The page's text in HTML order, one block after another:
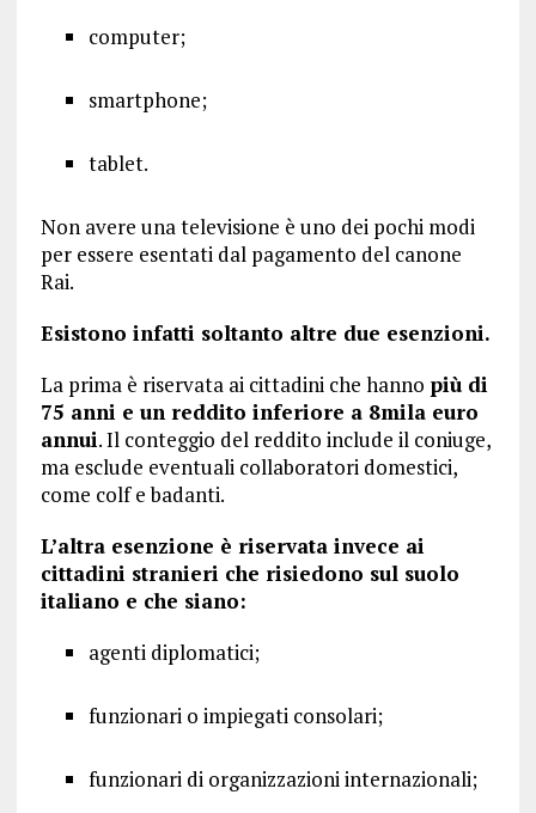
computer;
smartphone;
tablet.
Non avere una televisione è uno dei pochi modi
per essere esentati dal pagamento del canone
Rai.
Esistono infatti soltanto altre due esenzioni.
La prima è riservata ai cittadini che hanno più di
75 anni e un reddito inferiore a 8mila euro
annui. Il conteggio del reddito include il coniuge,
ma esclude eventuali collaboratori domestici,
come colf e badanti.
L’altra esenzione è riservata invece ai
cittadini stranieri che risiedono sul suolo
italiano e che siano:
agenti diplomatici;
funzionari o impiegati consolari;
funzionari di organizzazioni internazionali;